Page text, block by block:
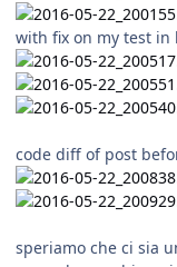
with fix on my test in
code diff of post
speriamo che ci sia